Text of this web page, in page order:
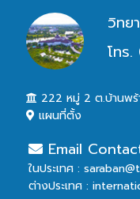
วิทย
โทร
222 หมู่ 2 ต.บ้านพ
แผนที่ตั้ง
Email
ในประเทศ :
ต่างประเทศ :